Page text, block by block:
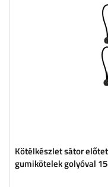
Kötélkészlet sátor
gumikötelek golyóval